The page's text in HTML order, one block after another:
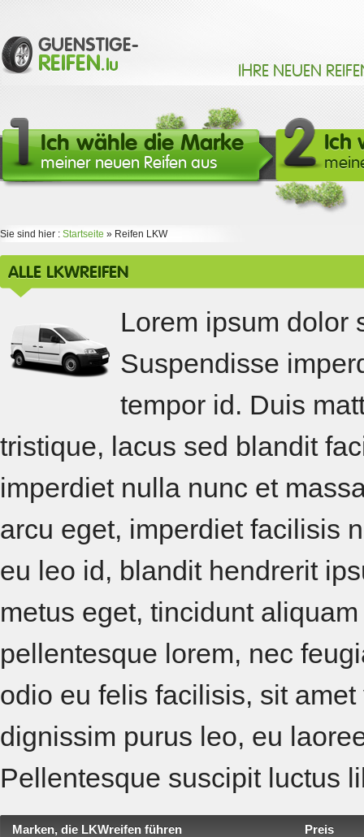
IHRE NEUEN
Ich wähle die Marke
meiner neuen Reifen aus
Ich
Sie sind hier : Startseite » Reifen LKW
ALLE LKWREIFEN
Lorem ipsum dolor
Suspendisse
tempor id. Duis
tristique, lacus sed blandit
imperdiet nulla nunc et
arcu eget, imperdiet facilisis
eu leo id, blandit hendrerit
metus eget, tincidunt
pellentesque lorem, nec
odio eu felis facilisis, sit
dignissim purus leo, eu
Pellentesque suscipit luctus
Marken, die LKWreifen führen Preis